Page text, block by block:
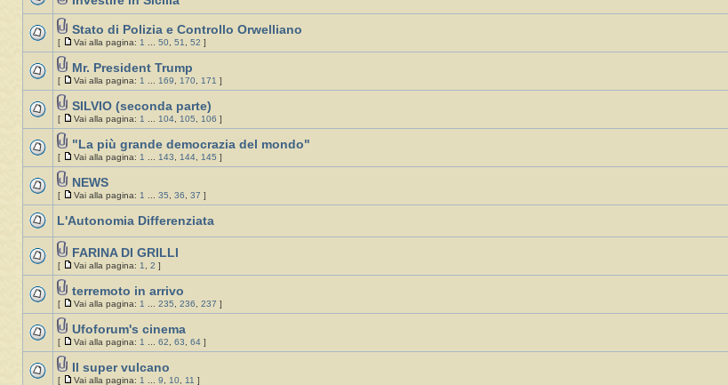
Stato di Polizia e Controllo Orwelliano
[ Vai alla pagina: 1 ... 50, 51, 52 ]
Mr. President Trump
[ Vai alla pagina: 1 ... 169, 170, 171 ]
SILVIO (seconda parte)
[ Vai alla pagina: 1 ... 104, 105, 106 ]
"La più grande democrazia del mondo"
[ Vai alla pagina: 1 ... 143, 144, 145 ]
NEWS
[ Vai alla pagina: 1 ... 35, 36, 37 ]
L'Autonomia Differenziata
FARINA DI GRILLI
[ Vai alla pagina: 1, 2 ]
terremoto in arrivo
[ Vai alla pagina: 1 ... 235, 236, 237 ]
Ufoforum's cinema
[ Vai alla pagina: 1 ... 62, 63, 64 ]
Il super vulcano
[ Vai alla pagina: 1 ... 9, 10, 11 ]